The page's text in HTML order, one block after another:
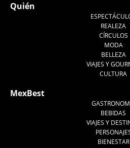
Quién
REALEZA
CÍRCULOS
MODA
BELLEZA
VIAJES Y
CULTURA
MexBest
BEBIDAS
VIAJES Y
BIENESTAR